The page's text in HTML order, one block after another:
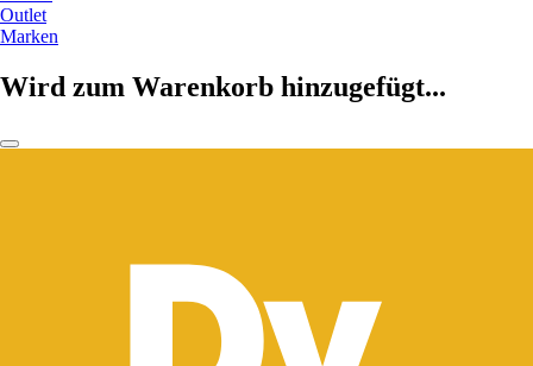
Outlet
Marken
Wird zum Warenkorb hinzugefügt...